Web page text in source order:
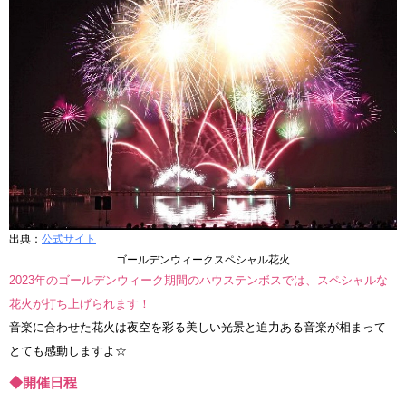
出典： 公式サイト
ゴールデンウィークスペシャル花火
2023年のゴールデンウィーク期間のハウステンボスでは、スペシャルな
花火が打ち上げられます！
音楽に合わせた花火は夜空を彩る美しい光景と迫力ある音楽が相まって
とても感動しますよ☆
◆開催日程